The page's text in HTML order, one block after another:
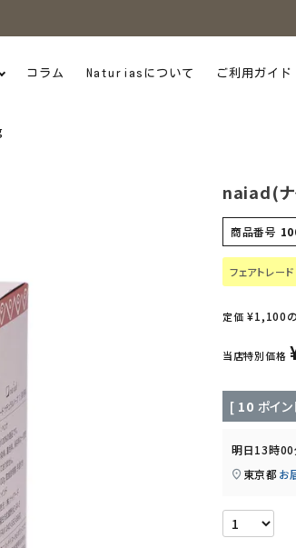
コラム Naturiasについて ご利用ガイド
naiad(ナ
商品番号
フェアトレード
定価 ¥1,100
当店特別価格
[ 10 ポイ
明日13時
東京都 お